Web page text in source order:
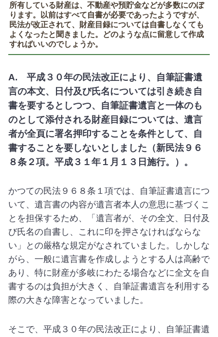
所有している財産は、不動産や預貯金などが多数にのぼ
ります。以前はすべて自書が必要であったようですが、
民法が改正されて、財産目録については自書しなくても
よくなったと聞きました。どのような点に留意して作成
すればいいのでしょうか。
A. 平成３０年の民法改正により、自筆証書遺
言の本文、日付及び氏名については引き続き自
書を要するとしつつ、自筆証書遺言と一体のも
のとして添付される財産目録については、遺言
者が全頁に署名押印することを条件として、自
書することを要しないとしました（新民法９６
８条２項。平成３１年１月１３日施行。）。
かつての民法９６８条１項では、自筆証書遺言につ
いて、遺言書の内容が遺言者本人の意思に基づくこ
とを担保するため、「遺言者が、その全文、日付及
び氏名の自書し、これに印を押さなければならな
い」との厳格な規定がなされていました。しかしな
がら、一般に遺言書を作成しようとする人は高齢で
あり、特に財産が多岐にわたる場合などに全文を自
書するのは負担が大きく、自筆証書遺言を利用する
際の大きな障害となっていました。
そこで、平成３０年の民法改正により、自筆証書遺